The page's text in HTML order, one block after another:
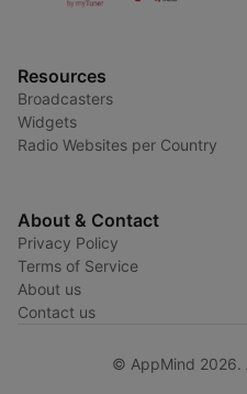
Resources
Broadcasters
Widgets
Radio Websites per Country
About & Contact
Privacy Policy
Terms of Service
About us
Contact us
© AppMind 2026.